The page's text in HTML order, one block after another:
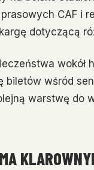
CAF i
dotyczącą
wśród
warstwę do